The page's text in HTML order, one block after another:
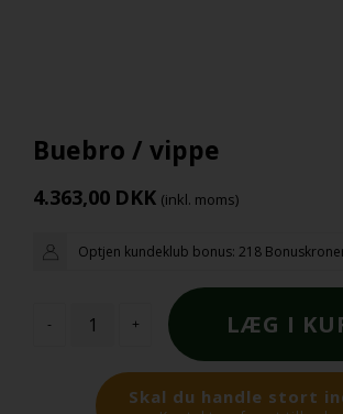
Buebro / vippe
4.363,00 DKK (inkl. moms)
Optjen kundeklub bonus:218
- +
Skal du handle stort